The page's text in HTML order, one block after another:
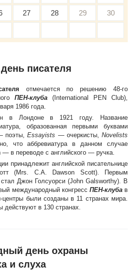
27 28 29 30
писателя
отмечается по решению 48-го
ПЕН-клуба (International PEN Club),
1986 года.
в Лондоне в 1921 году. Название
образованная первыми буквами
поэты,Essayists — очеркисты, Novelists
что аббревиатура в данном случае
— в переводе с английского — ручка.
принадлежит английской писательнице
(Mrs. C.A. Dawson Scott). Первым
стал Джон Голсуорси (John Galsworthy). В
международный конгресс ПЕН-клубав
были созданы в 11 странах мира.
действуют в 130 странах.
день охраны
и слуха